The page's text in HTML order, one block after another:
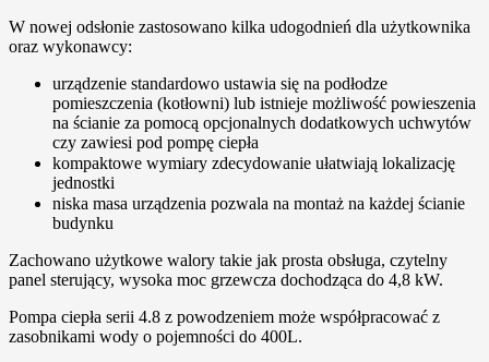
W nowej odsłonie zastosowano kilka udogodnień dla użytkownika
oraz wykonawcy:
urządzenie standardowo ustawia się na podłodze
pomieszczenia (kotłowni) lub istnieje możliwość powieszenia
na ścianie za pomocą opcjonalnych dodatkowych uchwytów
czy zawiesi pod pompę ciepła
kompaktowe wymiary zdecydowanie ułatwiają lokalizację
jednostki
niska masa urządzenia pozwala na montaż na każdej ścianie
budynku
Zachowano użytkowe walory takie jak prosta obsługa, czytelny
panel sterujący, wysoka moc grzewcza dochodząca do 4,8 kW.
Pompa ciepła serii 4.8 z powodzeniem może współpracować z
zasobnikami wody o pojemności do 400L.